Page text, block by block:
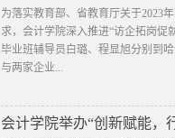
为落实教育部、省教育厅关于2023
求，会计学院深入推进“访企拓岗促
毕业班辅导员白璐、程显旭分别到
与两家企业...
会计学院举办“创新赋能，